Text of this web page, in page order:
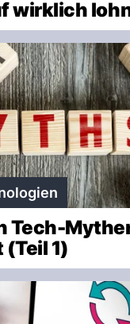
wirklich
Tech-
1)